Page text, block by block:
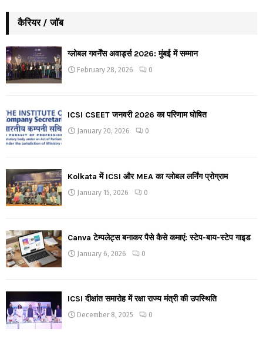
कैरियर / जॉब
ग्लोबल गवर्नेंस अवार्ड्स 2026: मुंबई में सम्मान
February 28, 2026 0
ICSI CSEET जनवरी 2026 का परिणाम घोषित
January 20, 2026 0
Kolkata में ICSI और MEA का ग्लोबल लर्निंग प्रोग्राम
January 15, 2026 0
Canva टेम्पलेट्स बनाकर पैसे कैसे कमाएं: स्टेप-बाय-स्टेप गाइड
January 6, 2026 0
ICSI दीक्षांत समारोह में रक्षा राज्य मंत्री की उपस्थिति
December 8, 2025 0